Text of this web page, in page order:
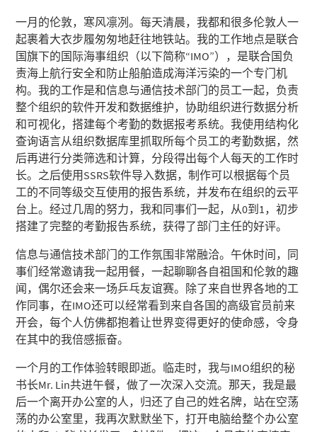
一月的伦敦，寒风凛冽。每天清晨，我都和很多伦敦人一
起裹着大衣步履匆匆地赶往地铁站。我的工作地点是联合
国旗下的国际海事组织（以下简称“IMO”），是联合国负
责海上航行安全和防止船舶造成海洋污染的一个专门机
构。我的工作是和信息与通信技术部门的员工一起，负责
整个组织的软件开发和数据维护，协助组织进⾏数据分析
和可视化，搭建每个考勤的数据报考系统。我使⽤结构化
查询语言从组织数据库⾥抓取所每个员工的考勤数据，然
后再进行分类筛选和计算，分段得出每个⼈每天的⼯作时
长。之后使⽤SSRS软件导⼊数据，制作可以根据每个员
工的不同等级交互使用的报告系统，并发布在组织的云平
台上。经过几周的努力，我和同事们⼀起，从0到1，初步
搭建了完整的考勤报告系统，获得了部门主任的好评。
信息与通信技术部门的工作氛围⾮常融洽。午休时间，同
事们经常邀请我一起用餐，一起聊聊各⾃祖国和伦敦的趣
闻，偶尔还会来一场乒乓友谊赛。除了来自世界各地的工
作同事，在IMO还可以经常看到来自各国的高级官员前来
开会，每个人仿佛都抱着让世界变得更好的使命感，令身
在其中的我倍感振奋。
一个月的工作体验转眼即逝。临⾛时，我与IMO组织的秘
书长Mr. Lin共进午餐，做了一次深入交流。那天，我是最
后一个离开办公室的人，归还了自己的姓名牌，站在空荡
荡的办公室里，我再次默默坐下，打开电脑给整个办公室